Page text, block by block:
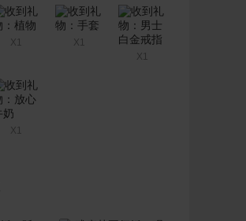
X1
X1
X1
X1